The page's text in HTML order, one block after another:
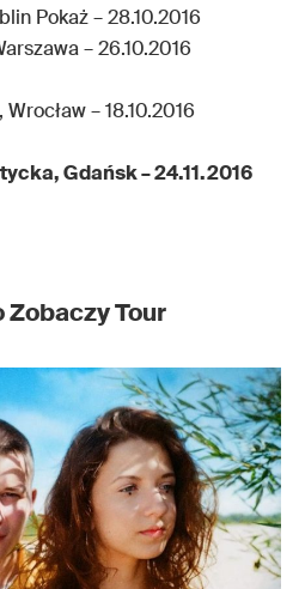
Pokaż – 28.10.2016
– 26.10.2016
– 18.10.2016
Gdańsk – 24.11.2016
Tour